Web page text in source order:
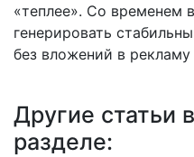
«теплее». Со временем
генерировать
без вложений в
Другие статьи
разделе: